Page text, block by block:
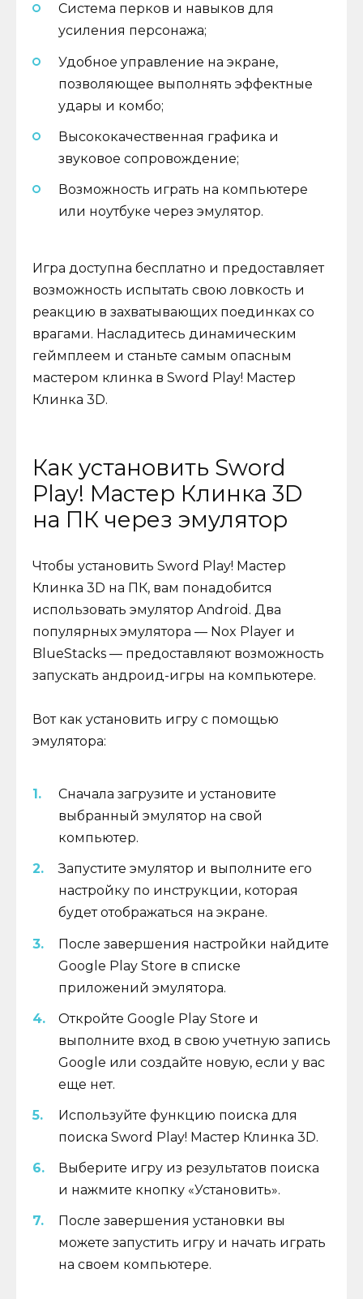
Система перков и навыков для
усиления персонажа;
Удобное управление на экране,
позволяющее выполнять эффектные
удары и комбо;
Высококачественная графика и
звуковое сопровождение;
Возможность играть на компьютере
или ноутбуке через эмулятор.
Игра доступна бесплатно и предоставляет
возможность испытать свою ловкость и
реакцию в захватывающих поединках со
врагами. Насладитесь динамическим
геймплеем и станьте самым опасным
мастером клинка в Sword Play! Мастер
Клинка 3D.
Как установить Sword
Play! Мастер Клинка 3D
на ПК через эмулятор
Чтобы установить Sword Play! Мастер
Клинка 3D на ПК, вам понадобится
использовать эмулятор Android. Два
популярных эмулятора — Nox Player и
BlueStacks — предоставляют возможность
запускать андроид-игры на компьютере.
Вот как установить игру с помощью
эмулятора:
Сначала загрузите и установите
выбранный эмулятор на свой
компьютер.
Запустите эмулятор и выполните его
настройку по инструкции, которая
будет отображаться на экране.
После завершения настройки найдите
Google Play Store в списке
приложений эмулятора.
Откройте Google Play Store и
выполните вход в свою учетную запись
Google или создайте новую, если у вас
еще нет.
Используйте функцию поиска для
поиска Sword Play! Мастер Клинка 3D.
Выберите игру из результатов поиска
и нажмите кнопку «Установить».
После завершения установки вы
можете запустить игру и начать играть
на своем компьютере.